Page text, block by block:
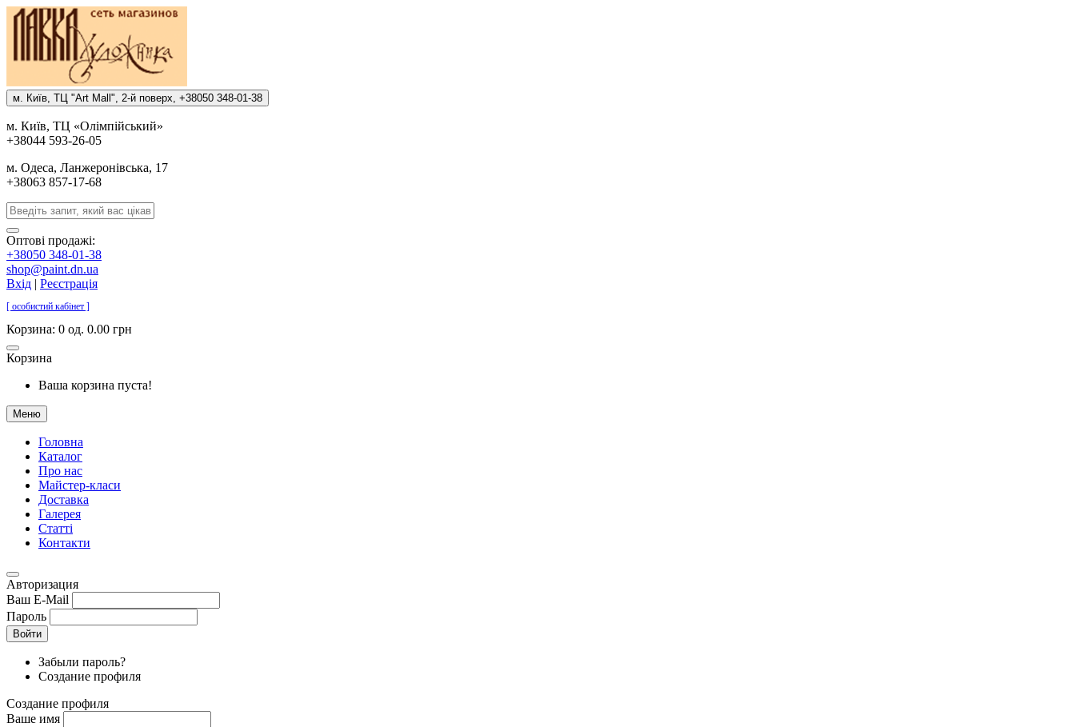
м. Киïв, ТЦ "Art Mall", 2-й поверх, +38050 348-01-38
м. Киïв, ТЦ «Олiмпiйський»
+38044 593-26-05
м. Одеса, Ланжеронiвська, 17
+38063 857-17-68
Оптові продажі:
+38050 348-01-38
shop@paint.dn.ua
Вхід | Реєстрація
[ особистий кабінет ]
Корзина: 0 од. 0.00 грн
Корзина
Ваша корзина пуста!
Меню
Головна
Каталог
Про нас
Майстер-класи
Доставка
Галерея
Статтi
Контакти
Авторизация
Ваш E-Mail
Пароль
Войти
Забыли пароль?
Создание профиля
Создание профиля
Ваше имя